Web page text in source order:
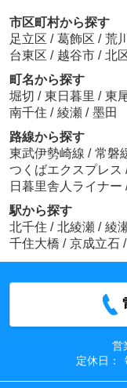
市区町村から探す
足立区 / 葛飾区 / 荒
台東区 / 越谷市 / 北
町名から探す
堀切 / 東日暮里 / 東
南千住 / 綾瀬 / 墨田
路線から探す
東武伊勢崎線 / 常磐
つくばエクスプレス
日暮里舎人ライナー
駅から探す
北千住 / 北綾瀬 / 綾
千住大橋 / 京成立石 /
営
定休日：